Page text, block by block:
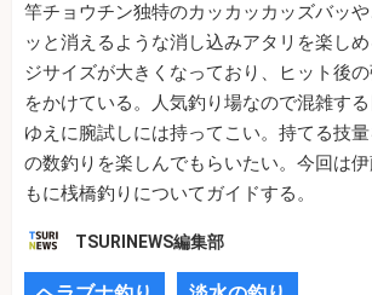
竿チョウチン独特のカッカッカッズバッ
ッと消えるような消し込みアタリを楽し
ジサイズが大きくなっており、ヒット後
をかけている。人気釣り場なので混雑す
ゆえに腕試しには持ってこい。持てる技
の数釣りを楽しんでもらいたい。今回は
もに桟橋釣りについてガイドする。
TSURINEWS編集部